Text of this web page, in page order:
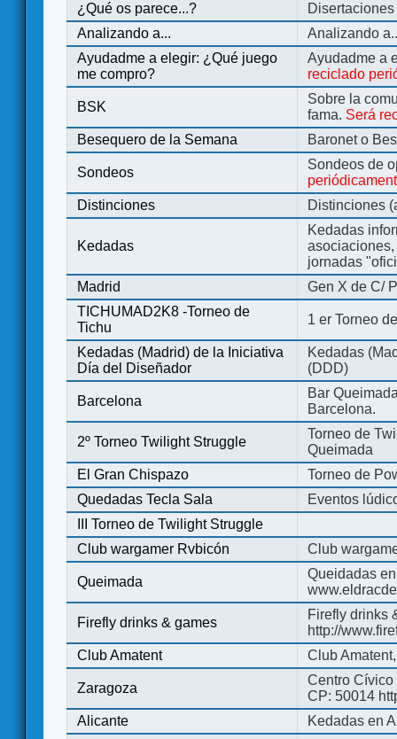
¿Qué os parece...?
Analizando a...
Analizando
Ayudadme a elegir: ¿Qué juego
me compro?
Ayudadme a
reciclado
BSK
Sobre la
fama. Será
Besequero de la Semana
Baronet o
Sondeos
Sondeos de
Distinciones
Distinciones
Kedadas
Kedadas
jornadas
Madrid
Gen X de C/
TICHUMAD2K8 -Torneo de
Tichu
1 er Torneo
Kedadas (Madrid) de la Iniciativa
Día del Diseñador
Kedadas
(DDD)
Barcelona
Bar
Barcelona.
2º Torneo Twilight Struggle
Torneo de
Queimada
El Gran Chispazo
Torneo de
Quedadas Tecla Sala
Eventos
III Torneo de Twilight Struggle
Club wargamer Rvbicón
Club
Queimada
Queidadas
Firefly drinks & games
Firefly drinks
http://
Club Amatent
Club
Zaragoza
Centro Cívico
CP: 50014
Alicante
Kedadas en